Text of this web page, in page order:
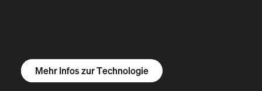
Mehr Infos zum R1S
Mehr Infos zum R1T
Mehr Infos zu Vans
Mehr Infos zur Technologie